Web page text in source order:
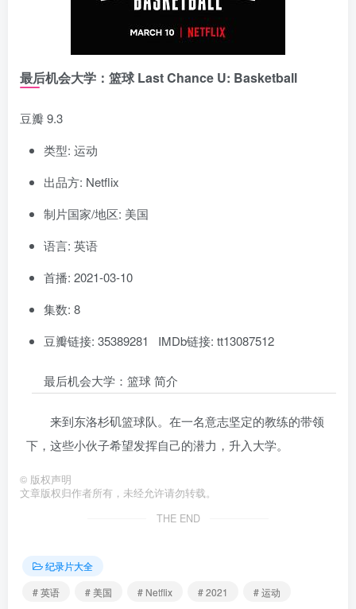
最后机会大学：篮球 Last Chance U: Basketball
豆瓣 9.3
类型: 运动
出品方: Netflix
制片国家/地区: 美国
语言: 英语
首播: 2021-03-10
集数: 8
豆瓣链接: 35389281 IMDb链接: tt13087512
最后机会大学：篮球 简介
来到东洛杉矶篮球队。在一名意志坚定的教练的带领
下，这些小伙子希望发挥自己的潜力，升入大学。
© 版权声明
文章版权归作者所有，未经允许请勿转载。
THE END
纪录片大全
# 英语
# 美国 # Netflix # 2021 # 运动